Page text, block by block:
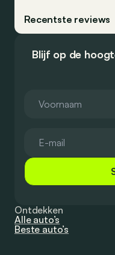
Recentste reviews
Blijf op de
Ontdekken
Alle auto’s
Beste auto’s